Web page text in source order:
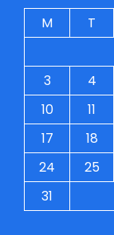
M
T
3
4
10
11
17
18
24
25
31